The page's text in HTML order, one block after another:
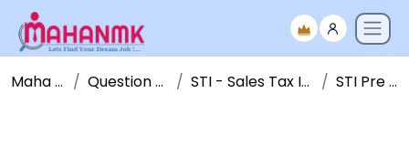
Maha NMK Question Papers STI - Sales Tax Inspector STI Pre - 2011